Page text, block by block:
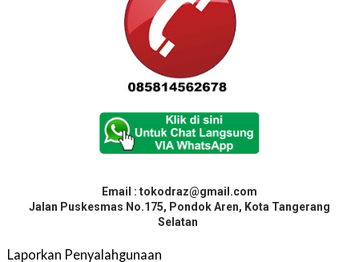
Email : tokodraz@gmail.com
Jalan Puskesmas No.175, Pondok Aren, Kota Tangerang
Selatan
Laporkan Penyalahgunaan